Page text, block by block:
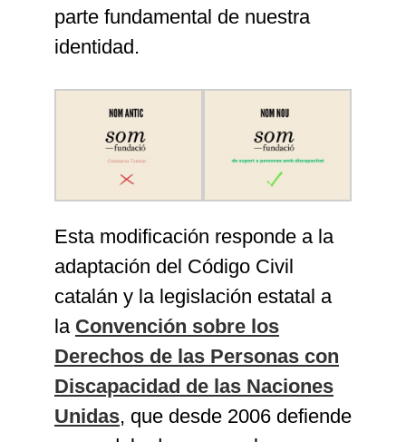
parte fundamental de nuestra
identidad.
Esta modificación responde a la
adaptación del Código Civil
catalán y la legislación estatal a
la Convención sobre los
Derechos de las Personas con
Discapacidad de las Naciones
Unidas, que desde 2006 defiende